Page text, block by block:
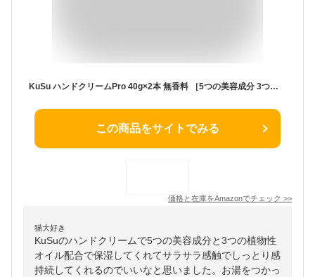
KuSu ハンドクリームPro 40g×2本 無香料 ［5つの美容成分 3つの植物性オイル配合 保湿 無添加 サラサラ感触でしっとり感持続］
この商品をサイトでみる
価格と在庫をAmazonでチェック >>
猫大好き
KuSuのハンドクリームで5つの美容成分と3つの植物性
オイル配合で保湿してくれてサラサラ感触でしっとり感
持続してくれるのでいいなと思いました。お湯をつかっ